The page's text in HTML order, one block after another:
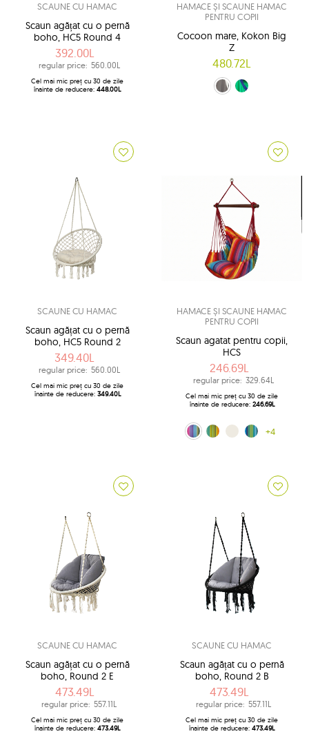
SCAUNE CU HAMAC
Scaun agățat cu o pernă
boho, HC5 Round 4
392.00L
regular price: 560.00L
Cel mai mic preț cu 30 de zile
înainte de reducere: 448.00L
HAMACE ȘI SCAUNE HAMAC
PENTRU COPII
Cocoon mare, Kokon Big
Z
480.72L
gri (1)
verde și bleumarin (5)
SCAUNE CU HAMAC
Scaun agățat cu o pernă
boho, HC5 Round 2
349.40L
regular price: 560.00L
Cel mai mic preț cu 30 de zile
înainte de reducere: 349.40L
HAMACE ȘI SCAUNE HAMAC
PENTRU COPII
Scaun agatat pentru copii,
HCS
246.69L
regular price: 329.64L
Cel mai mic preț cu 30 de zile
înainte de reducere: 246.69L
Multiple (160)
Kuna Yala (188)
ecru (209)
albastru (242)
+4
SCAUNE CU HAMAC
Scaun agățat cu o pernă
boho, Round 2 E
473.49L
regular price: 557.11L
Cel mai mic preț cu 30 de zile
înainte de reducere: 473.49L
SCAUNE CU HAMAC
Scaun agățat cu o pernă
boho, Round 2 B
473.49L
regular price: 557.11L
Cel mai mic preț cu 30 de zile
înainte de reducere: 473.49L